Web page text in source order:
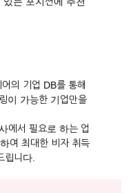
의 기업 DB를 통해
이 가능한 기업만을
에서 필요로 하는 업
여 최대한 비자 취득
립니다.